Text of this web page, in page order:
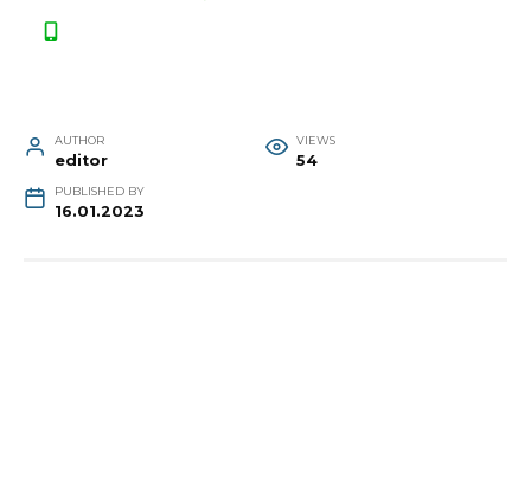
AUTHOR
editor
VIEWS
54
PUBLISHED BY
16.01.2023